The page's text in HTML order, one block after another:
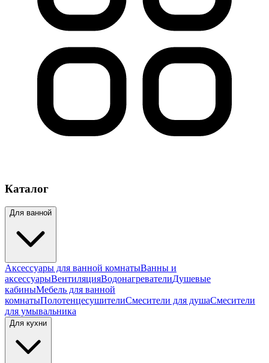
Каталог
Для ванной
Аксессуары для ванной комнатыВанны и
аксессуарыВентиляцияВодонагревателиДушевые
кабиныМебель для ванной
комнатыПолотенцесушителиСмесители для душаСмесители
для умывальника
Для кухни